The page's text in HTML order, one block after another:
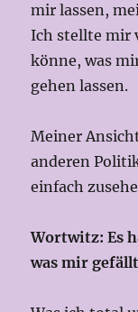
mir lassen,
Ich stellte mir
könne, was
gehen lassen.
Meiner
anderen
einfach
Wortwitz: Es
was mir gefällt